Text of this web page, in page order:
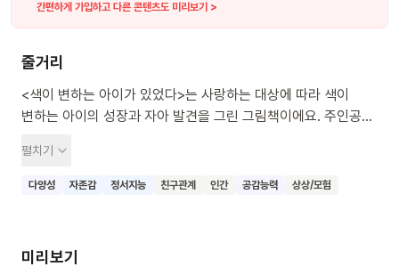
간편하게 가입하고 다른 콘텐츠도 미리보기 >
줄거리
<색이 변하는 아이가 있었다>는 사랑하는 대상에 따라 색이
변하는 아이의 성장과 자아 발견을 그린 그림책이에요. 주인공
물고기를 보면 은색으로, 황금빛 고양이를 보면 황금색으로, 푸른
하늘을 보면 하늘색으로 변해요. 어느 날 파란 머리의 소년을
문장으로 마음이 물들어가는 과정을 시각적으로 표현해요.
펼치기
다양성 자존감 정서지능 친구관계 인간 공감능력 상상/모험
미리보기